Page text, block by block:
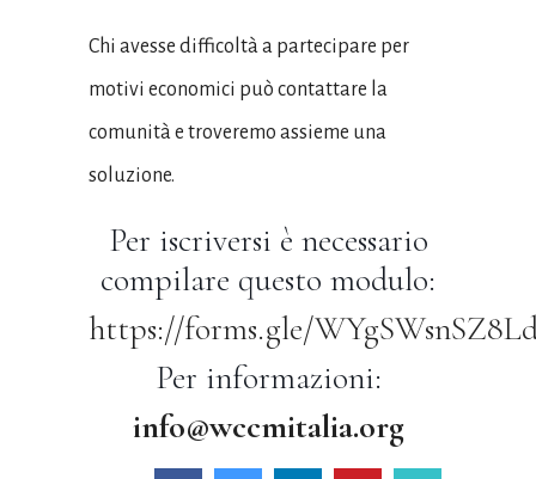
Chi avesse difficoltà a partecipare per
motivi economici può contattare la
comunità e troveremo assieme una
soluzione.
Per iscriversi è necessario
compilare questo modulo:
https://forms.gle/
Per informazioni:
info@wccmitalia.org